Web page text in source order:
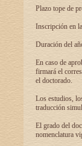
Plazo tope de
Inscripción en
Duración del
En caso de
firmará el
el doctorado.
Los estudios,
traducción
El grado del
nomenclatura